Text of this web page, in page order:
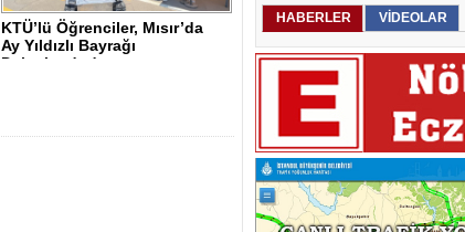
HABERLER VİDEOLAR
KTÜ’lü Öğrenciler, Mısır’da
Ay Yıldızlı Bayrağı
Dalgalandırd..